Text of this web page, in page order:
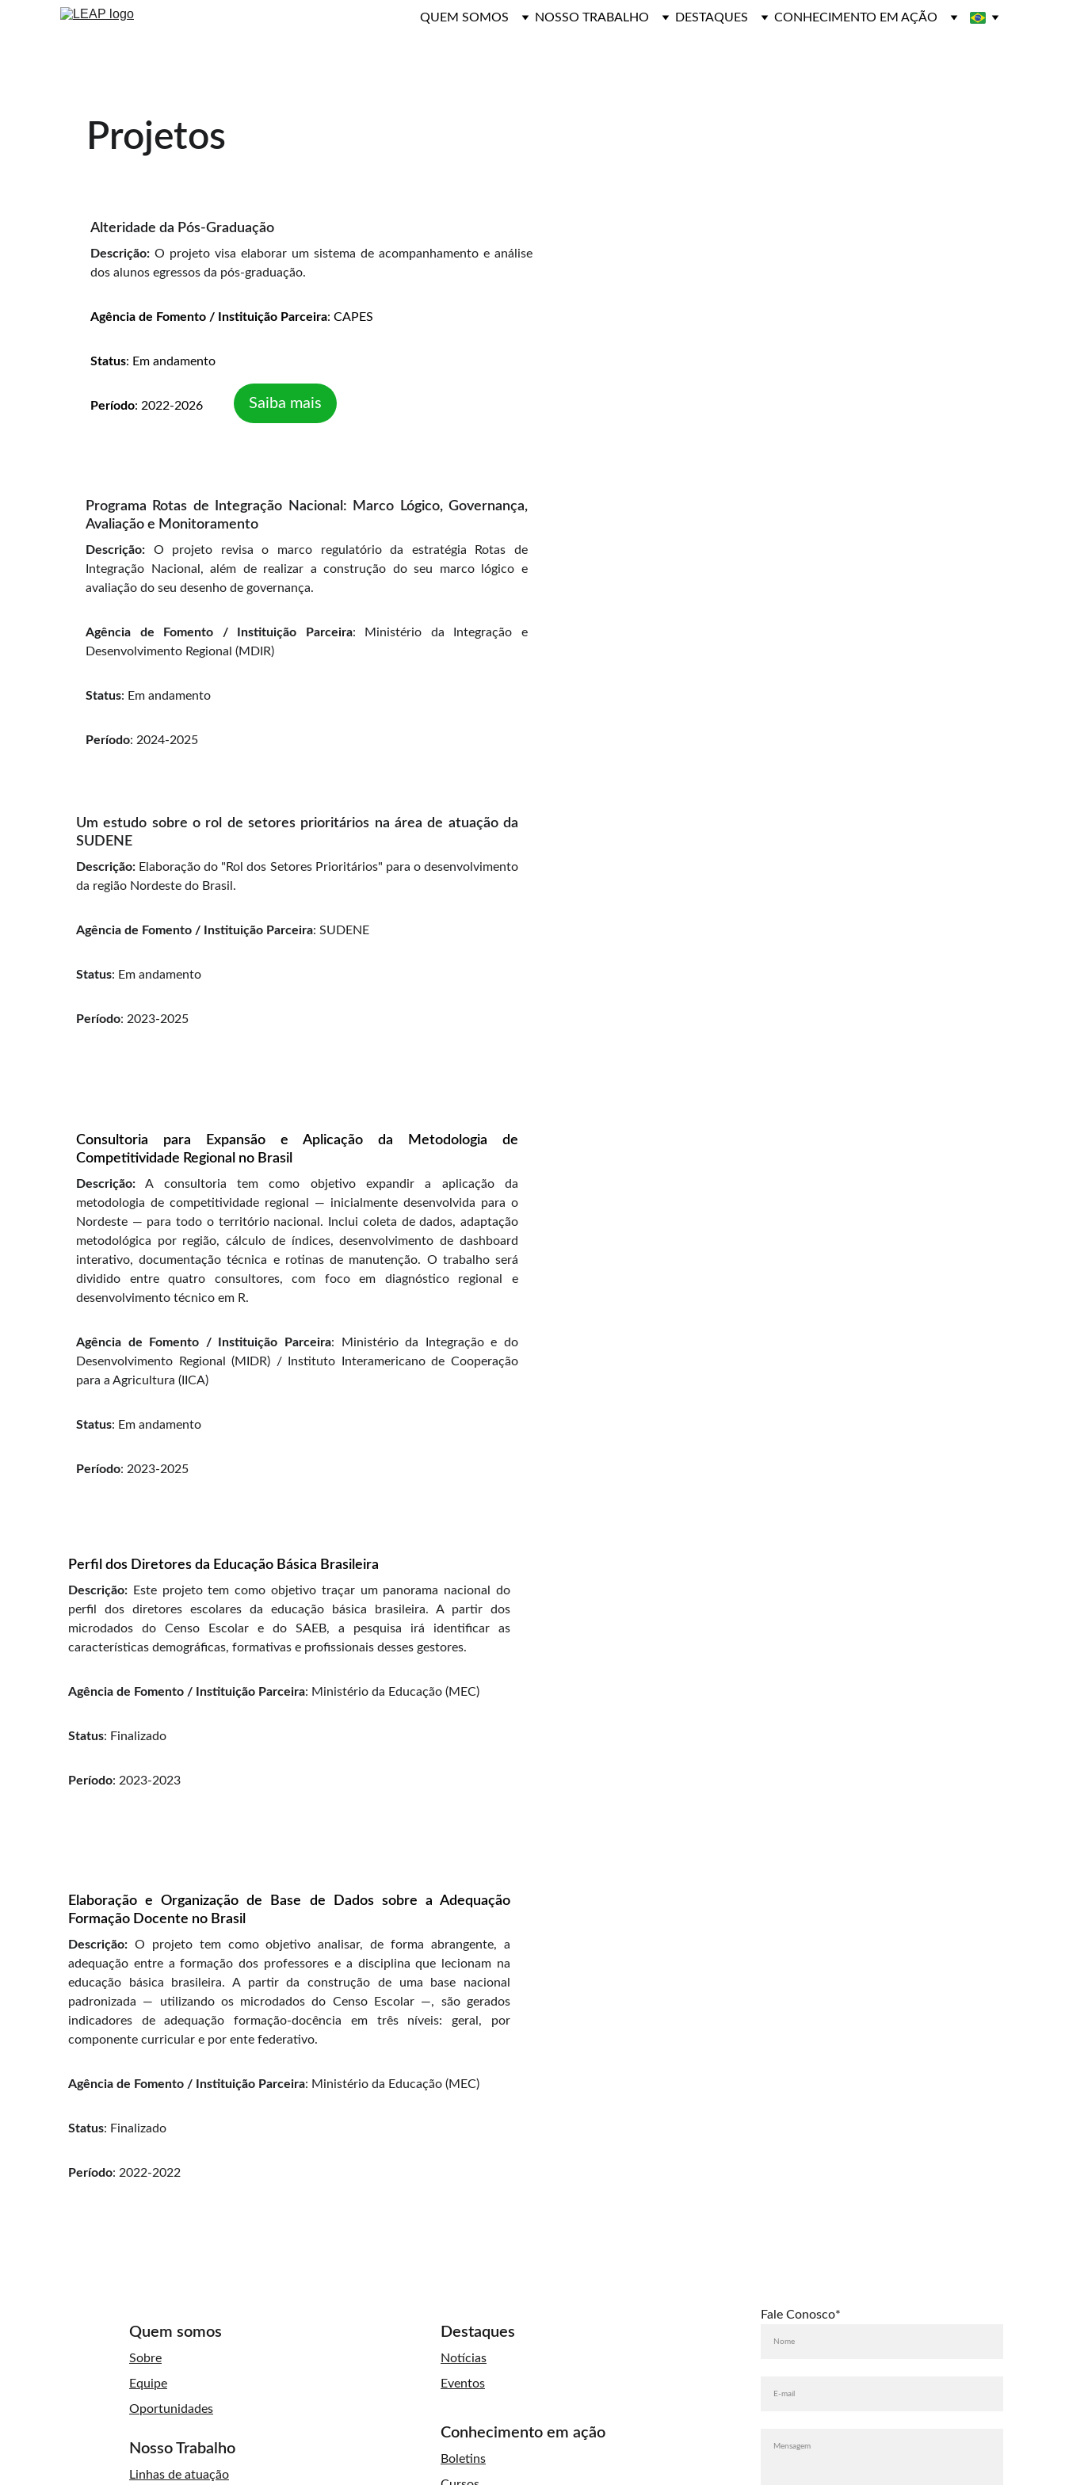
QUEM SOMOS NOSSO TRABALHO DESTAQUES CONHECIMENTO EM AÇÃO
Projetos
Alteridade da Pós-Graduação
Descrição: O projeto visa elaborar um sistema de acompanhamento e análise
dos alunos egressos da pós-graduação.
Agência de Fomento / Instituição Parceira: CAPES
Status: Em andamento
Período: 2022-2026
Programa Rotas de Integração Nacional: Marco Lógico, Governança,
Avaliação e Monitoramento
Descrição: O projeto revisa o marco regulatório da estratégia Rotas de
Integração Nacional, além de realizar a construção do seu marco lógico e
avaliação do seu desenho de governança.
Agência de Fomento / Instituição Parceira: Ministério da Integração e
Desenvolvimento Regional (MDIR)
Status: Em andamento
Período: 2024-2025
Um estudo sobre o rol de setores prioritários na área de atuação da
SUDENE
Descrição: Elaboração do "Rol dos Setores Prioritários" para o desenvolvimento
da região Nordeste do Brasil.
Agência de Fomento / Instituição Parceira: SUDENE
Status: Em andamento
Período: 2023-2025
Consultoria para Expansão e Aplicação da Metodologia de
Competitividade Regional no Brasil
Descrição: A consultoria tem como objetivo expandir a aplicação da
metodologia de competitividade regional — inicialmente desenvolvida para o
Nordeste — para todo o território nacional. Inclui coleta de dados, adaptação
metodológica por região, cálculo de índices, desenvolvimento de dashboard
interativo, documentação técnica e rotinas de manutenção. O trabalho será
dividido entre quatro consultores, com foco em diagnóstico regional e
desenvolvimento técnico em R.
Agência de Fomento / Instituição Parceira: Ministério da Integração e do
Desenvolvimento Regional (MIDR) / Instituto Interamericano de Cooperação
para a Agricultura (IICA)
Status: Em andamento
Período: 2023-2025
Perfil dos Diretores da Educação Básica Brasileira
Descrição: Este projeto tem como objetivo traçar um panorama nacional do
perfil dos diretores escolares da educação básica brasileira. A partir dos
microdados do Censo Escolar e do SAEB, a pesquisa irá identificar as
características demográficas, formativas e profissionais desses gestores.
Agência de Fomento / Instituição Parceira: Ministério da Educação (MEC)
Status: Finalizado
Período: 2023-2023
Elaboração e Organização de Base de Dados sobre a Adequação
Formação Docente no Brasil
Descrição: O projeto tem como objetivo analisar, de forma abrangente, a
adequação entre a formação dos professores e a disciplina que lecionam na
educação básica brasileira. A partir da construção de uma base nacional
padronizada — utilizando os microdados do Censo Escolar —, são gerados
indicadores de adequação formação-docência em três níveis: geral, por
componente curricular e por ente federativo.
Agência de Fomento / Instituição Parceira: Ministério da Educação (MEC)
Status: Finalizado
Período: 2022-2022
Saiba mais
Fale Conosco*
Quem somos
Sobre
Equipe
Oportunidades
Nosso Trabalho
Linhas de atuação
Destaques
Notícias
Eventos
Conhecimento em ação
Boletins